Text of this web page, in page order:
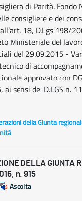
di Parità. Fondo
consigliere e dei
18, D.Lgs 198/
Ministeriale del
del 29.09.2015 -
di
approvato con
sensi del D.LGS n.
della Giunta
DELLA GIUNTA
n. 915
Ascolta